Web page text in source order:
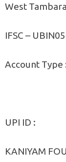
West
IFSC –
Account Type
UPI ID :
KANIYAM